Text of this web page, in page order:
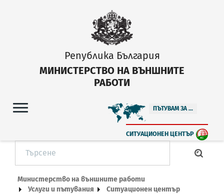
Република България
МИНИСТЕРСТВО НА ВЪНШНИТЕ
РАБОТИ
ПЪТУВАМ ЗА ...
СИТУАЦИОНЕН ЦЕНТЪР
Министерство на външните работи
Услуги и пътувания
Ситуационен център